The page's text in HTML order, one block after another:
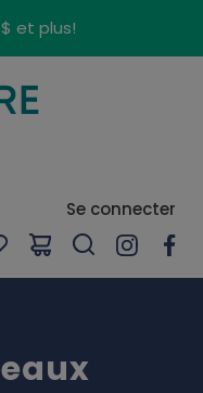
et plus!
Se connecter